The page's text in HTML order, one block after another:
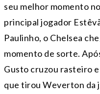
seu melhor momento
principal jogador
Paulinho, o Chelsea
momento de sorte.
Gusto cruzou rasteiro e
que tirou Weverton da